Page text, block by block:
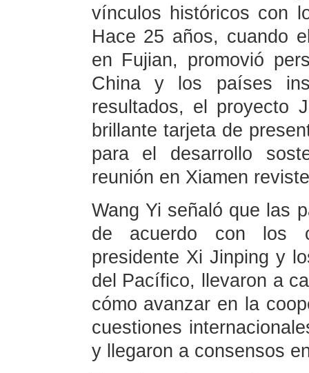
vínculos históricos con
Hace 25 años, cuando
en Fujian, promovió
China y los países
resultados, el proyecto
brillante tarjeta de
para el desarrollo
reunión en Xiamen
Wang Yi señaló que las
de acuerdo con los
presidente Xi Jinping y
del Pacífico, llevaron a
cómo avanzar en la
cuestiones
y llegaron a consensos